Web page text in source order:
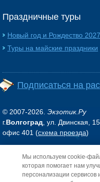
Праздничные туры
Новый год и Рождество 2027
Туры на майские праздники
Подписаться на
© 2007-2026. Экзотик.Ру
г.Волгоград, ул. Двинская,
офис 401 (схема проезда)
Обращаем ваше внимание на то,
информационный характер и
офертой, определяемой
Мы используем cookie-
которая помогает нам
персонализации